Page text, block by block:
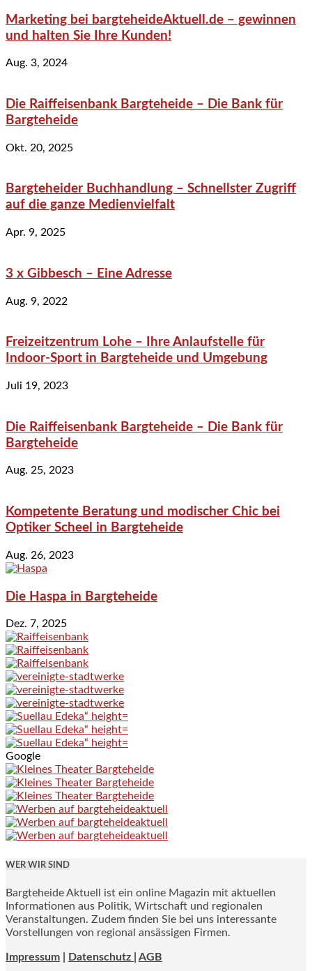
Marketing bei bargteheideAktuell.de – gewinnen
und halten Sie Ihre Kunden!
Aug. 3, 2024
Die Raiffeisenbank Bargteheide – Die Bank für
Bargteheide
Okt. 20, 2025
Bargteheider Buchhandlung – Schnellster Zugriff
auf die ganze Medienvielfalt
Apr. 9, 2025
3 x Gibbesch – Eine Adresse
Aug. 9, 2022
Freizeitzentrum Lohe – Ihre Anlaufstelle für
Indoor-Sport in Bargteheide und Umgebung
Juli 19, 2023
Die Raiffeisenbank Bargteheide – Die Bank für
Bargteheide
Aug. 25, 2023
Kompetente Beratung und modischer Chic bei
Optiker Scheel in Bargteheide
Aug. 26, 2023
Die Haspa in Bargteheide
Dez. 7, 2025
Google
WER WIR SIND
Bargteheide Aktuell ist ein online Magazin mit aktuellen
Informationen aus Politik, Wirtschaft und regionalen
Veranstaltungen. Zudem finden Sie bei uns interessante
Vorstellungen von regional ansässigen Firmen.
Impressum Datenschutz | AGB